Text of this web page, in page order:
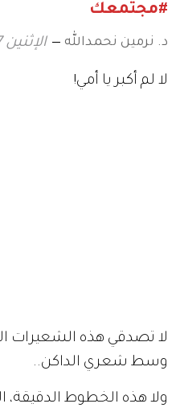
#مجتمعك
د. نرمين نحمدالله الإثنين 7 مارس 2022 10:00
لا لم أكبر يا أمي!
لا تصدقي هذه الشعيرات
وسط شعري الداكن..
ولا هذه الخطوط الدقيقة،